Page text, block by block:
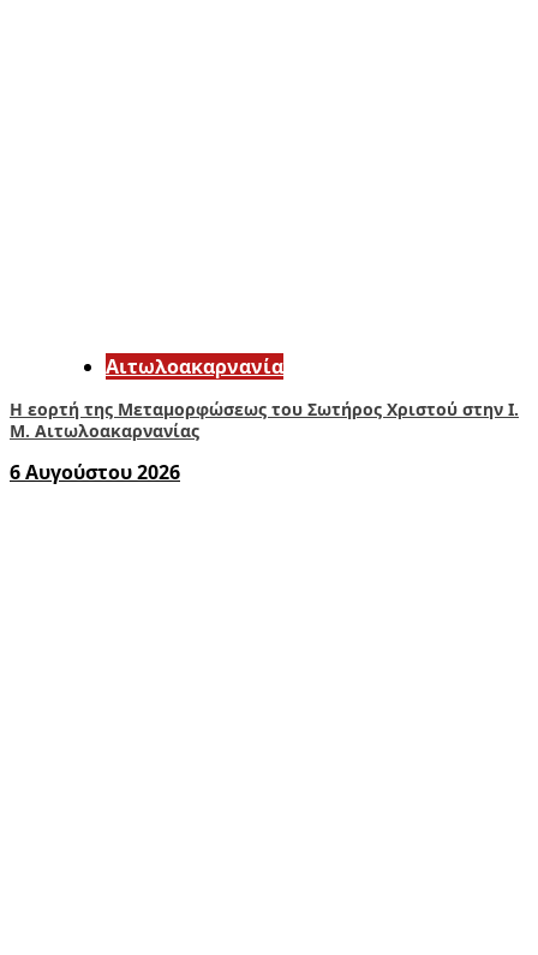
Αιτωλοακαρνανία
Η εορτή της Μεταμορφώσεως του Σωτήρος Χριστού στην Ι.
Μ. Αιτωλοακαρνανίας
6 Αυγούστου 2026